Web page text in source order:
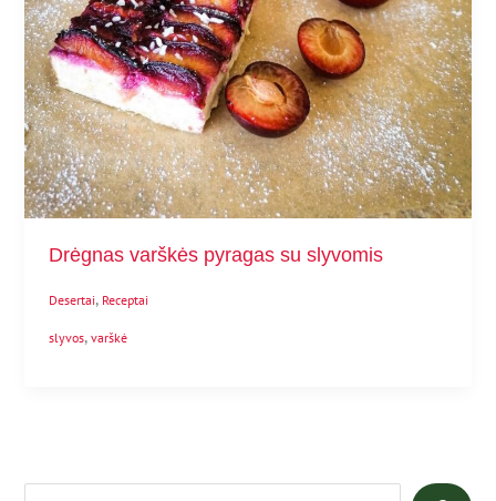
Drėgnas varškės pyragas su slyvomis
Desertai, Receptai
slyvos,varškė